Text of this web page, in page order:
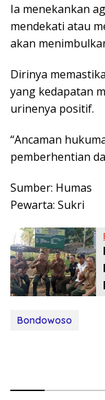
Ia menekankan
mendekati atau
akan
Dirinya
yang kedapatan
urinenya positif.
“Ancaman
pemberhentian
Sumber: Humas
Pewarta: Sukri
Bondowoso